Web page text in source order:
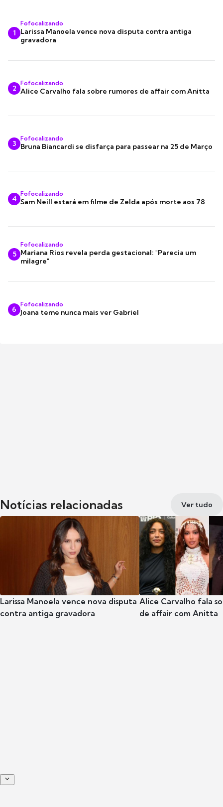
1
Fofocalizando
Larissa Manoela vence nova disputa contra antiga
gravadora
2
Fofocalizando
Alice Carvalho fala sobre rumores de affair com Anitta
3
Fofocalizando
Bruna Biancardi se disfarça para passear na 25 de Março
4
Fofocalizando
Sam Neill estará em filme de Zelda após morte aos 78
5
Fofocalizando
Mariana Rios revela perda gestacional: "Parecia um
milagre"
6
Fofocalizando
Joana teme nunca mais ver Gabriel
Notícias relacionadas Ver tudo
Larissa Manoela vence nova disputa
contra antiga gravadora
Alice Carvalho fala
de affair com Anitta